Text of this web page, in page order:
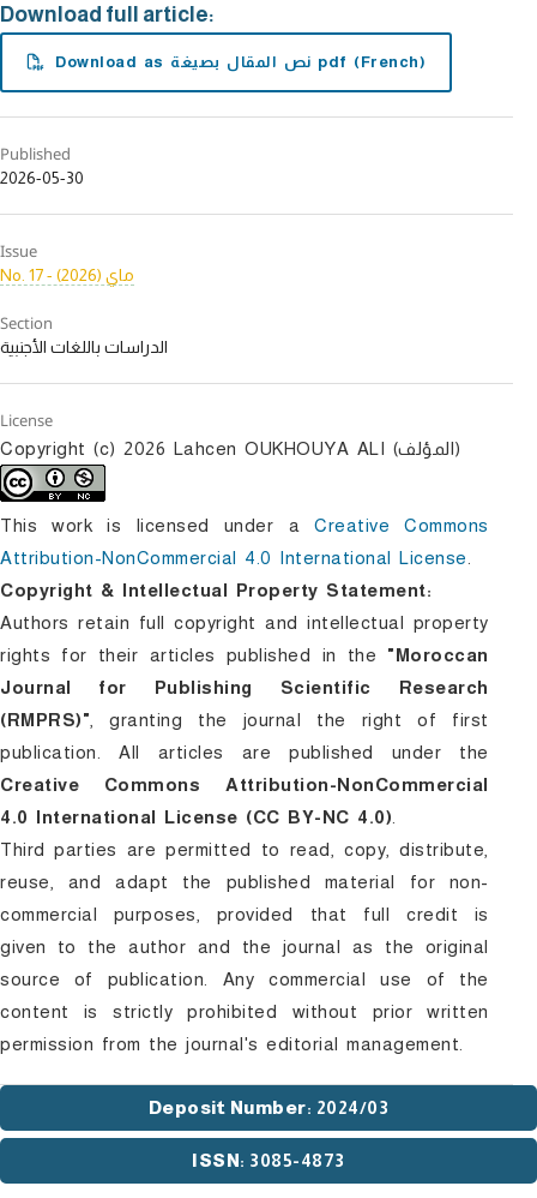
Download full article:
Download as نص المقال بصيغة pdf (French)
Published
2026-05-30
Issue
No. 17 - ماي (2026)
Section
الدراسات باللغات الأجنبية
License
Copyright (c) 2026 Lahcen OUKHOUYA ALI (المؤلف)
This work is licensed under aCreative Commons
Attribution-NonCommercial 4.0 International License
Copyright & Intellectual Property Statement:
Authors retain full copyright and intellectual property
rights for their articles published in the "Moroccan
Journal for Publishing Scientific Research
(RMPRS)" , granting the journal the right of first
publication. All articles are published under the
Creative Commons Attribution-NonCommercial
4.0 International License (CC BY-NC 4.0)
Third parties are permitted to read, copy, distribute,
reuse, and adapt the published material for non-
commercial purposes, provided that full credit is
given to the author and the journal as the original
source of publication. Any commercial use of the
content is strictly prohibited without prior written
permission from the journal's editorial management.
Deposit Number: 2024/03
ISSN: 3085-4873